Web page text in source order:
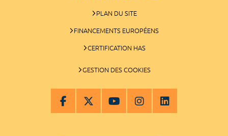
PLAN DU SITE
FINANCEMENTS EUROPÉENS
CERTIFICATION HAS
GESTION DES COOKIES